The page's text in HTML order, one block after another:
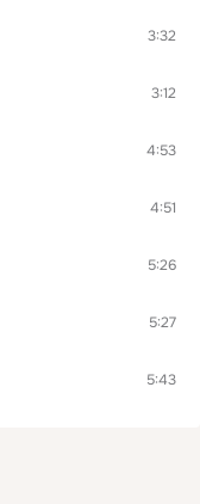
3:32
3:12
4:53
4:51
5:26
5:27
5:43